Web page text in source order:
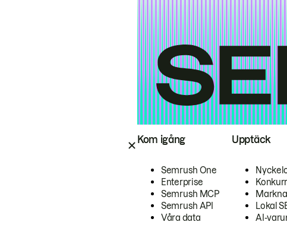
Kom igång
Semrush One
Enterprise
Semrush MCP
Semrush API
Våra data
Upptäck
Lokal
AI-